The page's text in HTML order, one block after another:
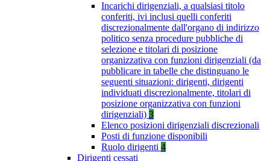
Incarichi dirigenziali, a qualsiasi titolo
conferiti, ivi inclusi quelli conferiti
discrezionalmente dall'organo di indirizzo
politico senza procedure pubbliche di
selezione e titolari di posizione
organizzativa con funzioni dirigenziali (da
pubblicare in tabelle che distinguano le
seguenti situazioni: dirigenti, dirigenti
individuati discrezionalmente, titolari di
posizione organizzativa con funzioni
dirigenziali) 3
Elenco posizioni dirigenziali discrezionali
Posti di funzione disponibili
Ruolo dirigenti 4
Dirigenti cessati